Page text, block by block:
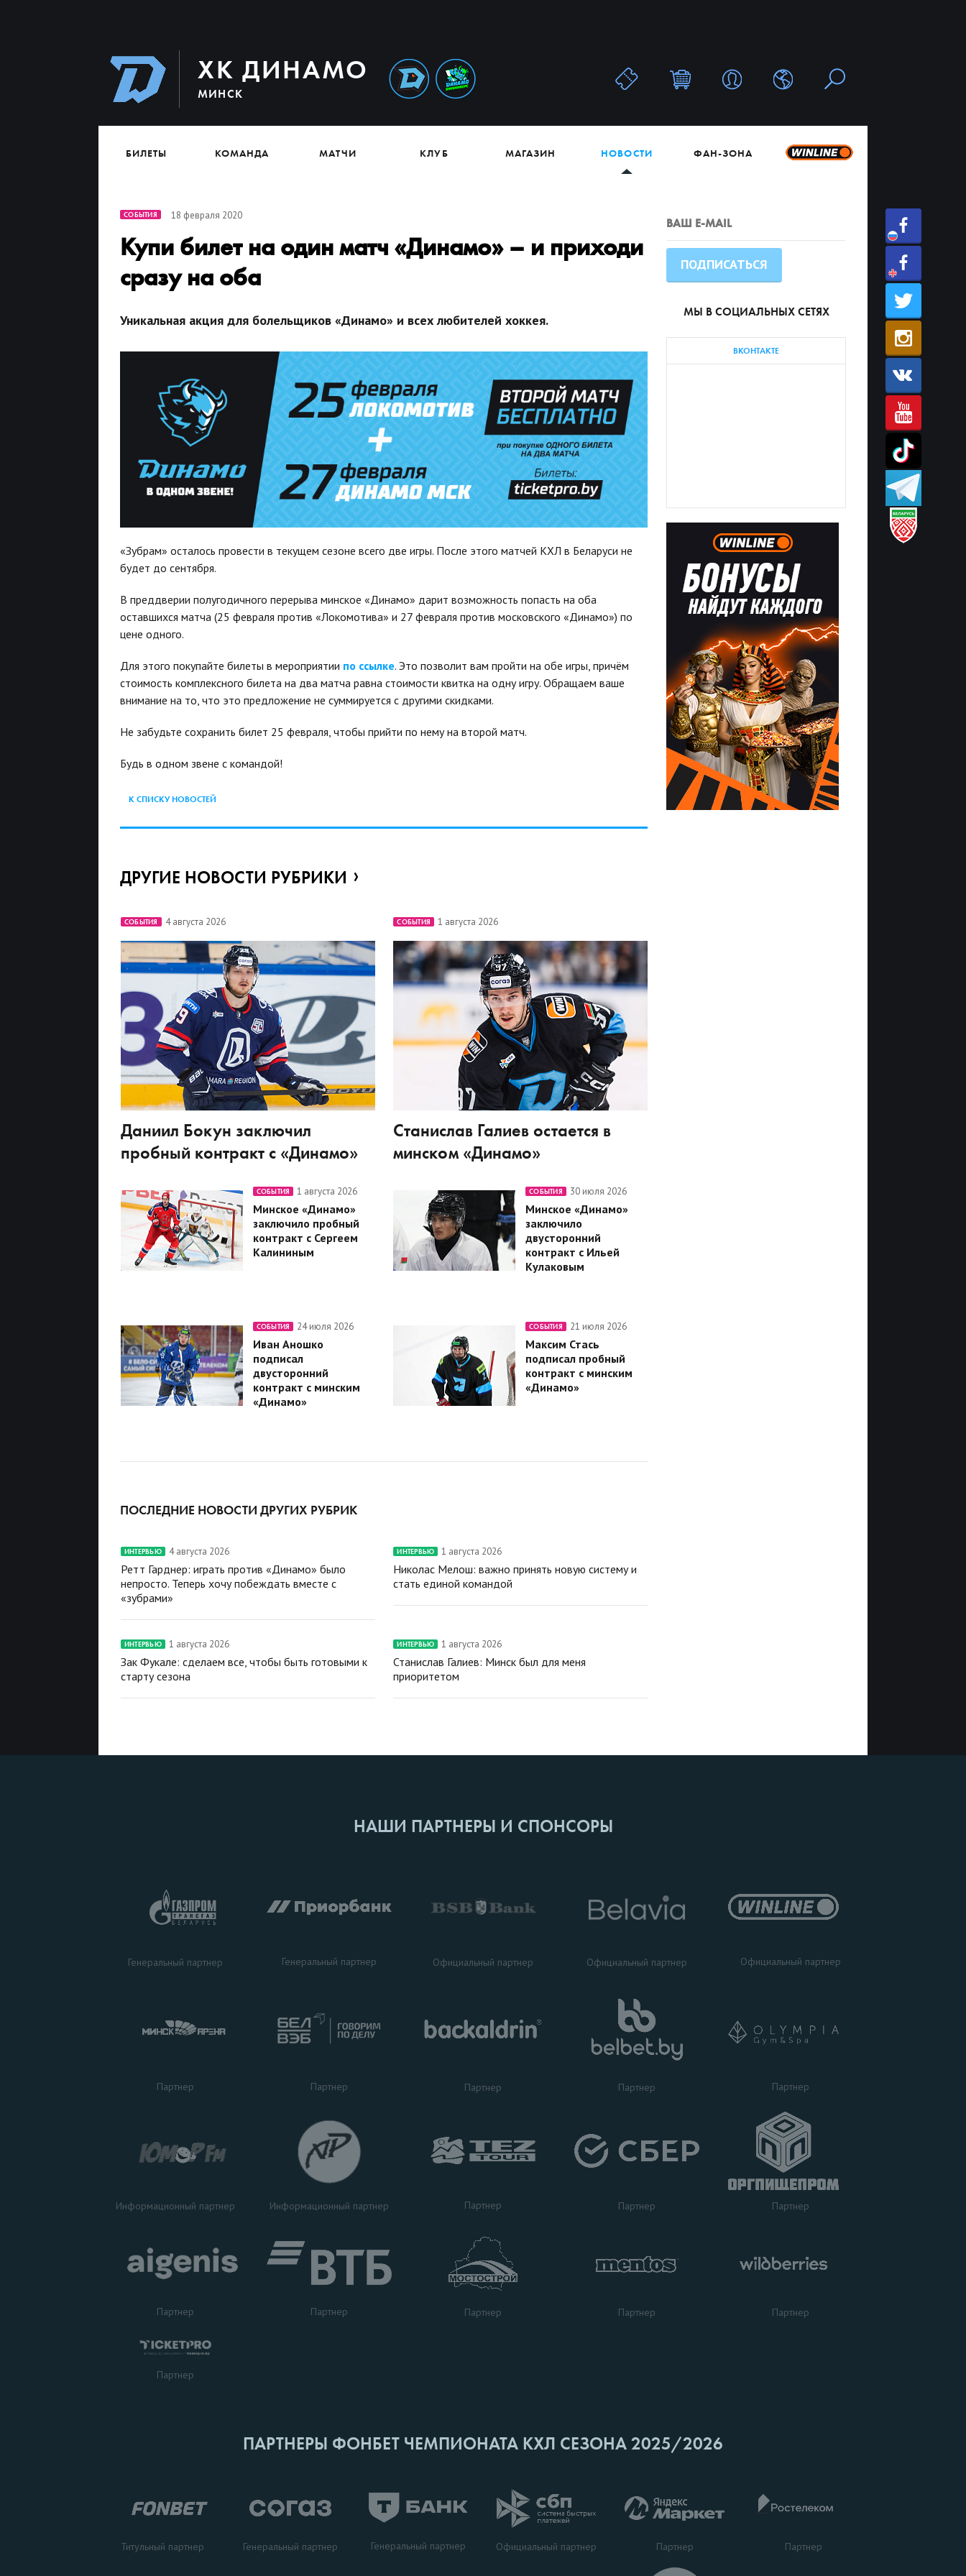
ХК ДИНАМО
МИНСК
БИЛЕТЫ КОМАНДА МАТЧИ КЛУБ МАГАЗИН НОВОСТИ ФАН-ЗОНА
МЫ В СОЦИАЛЬНЫХ СЕТЯХ
ВКОНТАКТЕ
СОБЫТИЯ 18 февраля 2020
Купи билет на один матч «Динамо» – и приходи
сразу на оба
Уникальная акция для болельщиков «Динамо» и всех любителей хоккея.
«Зубрам» осталось провести в текущем сезоне всего две игры. После этого матчей КХЛ в Беларуси не
будет до сентября.
В преддверии полугодичного перерыва минское «Динамо» дарит возможность попасть на оба
оставшихся матча (25 февраля против «Локомотива» и 27 февраля против московского «Динамо») по
цене одного.
Для этого покупайте билеты в мероприятии по ссылке. Это позволит вам пройти на обе игры, причём
стоимость комплексного билета на два матча равна стоимости квитка на одну игру. Обращаем ваше
внимание на то, что это предложение не суммируется с другими скидками.
Не забудьте сохранить билет 25 февраля, чтобы прийти по нему на второй матч.
Будь в одном звене с командой!
К СПИСКУ НОВОСТЕЙ
ДРУГИЕ НОВОСТИ РУБРИКИ
СОБЫТИЯ 4 августа 2026
Даниил Бокун заключил
пробный контракт с «Динамо»
СОБЫТИЯ 1 августа 2026
Станислав Галиев остается в
минском «Динамо»
СОБЫТИЯ 1 августа 2026
Минское «Динамо»
заключило пробный
контракт с Сергеем
Калининым
СОБЫТИЯ 30 июля 2026
Минское «Динамо»
заключило
двусторонний
контракт с Ильей
Кулаковым
СОБЫТИЯ 24 июля 2026
Иван Аношко
подписал
двусторонний
контракт с минским
«Динамо»
СОБЫТИЯ 21 июля 2026
Максим Стась
подписал пробный
контракт с минским
«Динамо»
ПОСЛЕДНИЕ НОВОСТИ ДРУГИХ РУБРИК
ИНТЕРВЬЮ 4 августа 2026
Ретт Гарднер: играть против «Динамо» было
непросто. Теперь хочу побеждать вместе с
«зубрами»
ИНТЕРВЬЮ 1 августа 2026
Николас Мелош: важно принять новую систему и
стать единой командой
ИНТЕРВЬЮ 1 августа 2026
Зак Фукале: сделаем все, чтобы быть готовыми к
старту сезона
ИНТЕРВЬЮ 1 августа 2026
Станислав Галиев: Минск был для меня
приоритетом
НАШИ ПАРТНЕРЫ И СПОНСОРЫ
Генеральный партнер Генеральный партнер Официальный партнер Официальный партнер Официальный партнер
Партнер Партнер Партнер Партнер Партнер
Информационный партнер Информационный партнер Партнер Партнер Партнер
Партнер Партнер Партнер Партнер Партнер
Партнер
ПАРТНЕРЫ ФОНБЕТ ЧЕМПИОНАТА КХЛ СЕЗОНА 2025/2026
Титульный партнер Генеральный партнер Генеральный партнер Официальный партнер Партнер Партнер